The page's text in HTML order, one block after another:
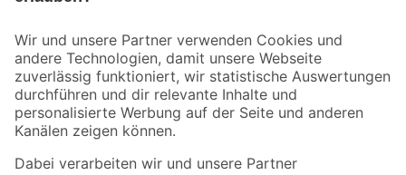
Der toom Newsletter: Keine Angebote und Aktionen mehr verpassen!
Zur Newsletter Anmeldung
Folge uns